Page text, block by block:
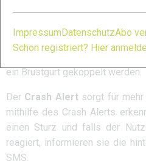
Beschleunigungssensor und
Zur
Pulsmessung
beinhaltet
welcher die Herzfrequenz
Alternativ kann zur EKG-
ein Brustgurt gekoppelt werden.
Der Crash Alertsorgt für mehr
mithilfe des Crash Alerts
einen Sturz und falls der
reagiert, informieren sie die
SMS.
Impressum DatenschutzAbo
Schon registriert? Hier